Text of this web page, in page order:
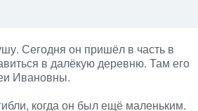
Сегодня он пришёл в часть в
в далёкую деревню. Там его
Ивановны.
когда он был ещё маленьким.